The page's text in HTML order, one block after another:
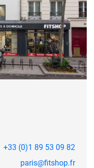
+33 (0)1 89 53 09 82
paris@fitshop.fr